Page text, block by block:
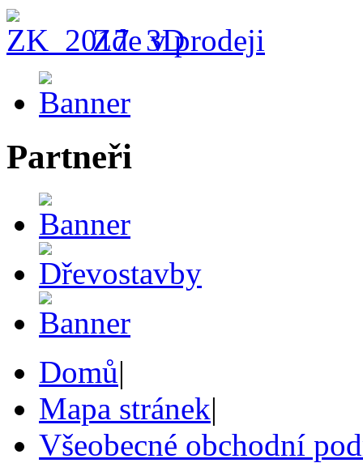
Zde v prodeji
Partneři
Domů|
Mapa stránek|
Všeobecné obchodní